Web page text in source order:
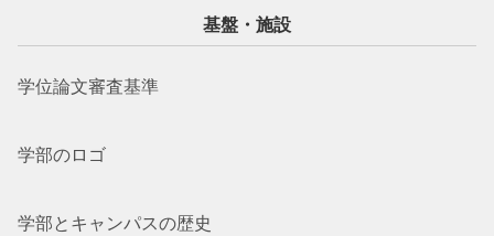
基盤・施設
学位論文審査基準
学部のロゴ
学部とキャンパスの歴史